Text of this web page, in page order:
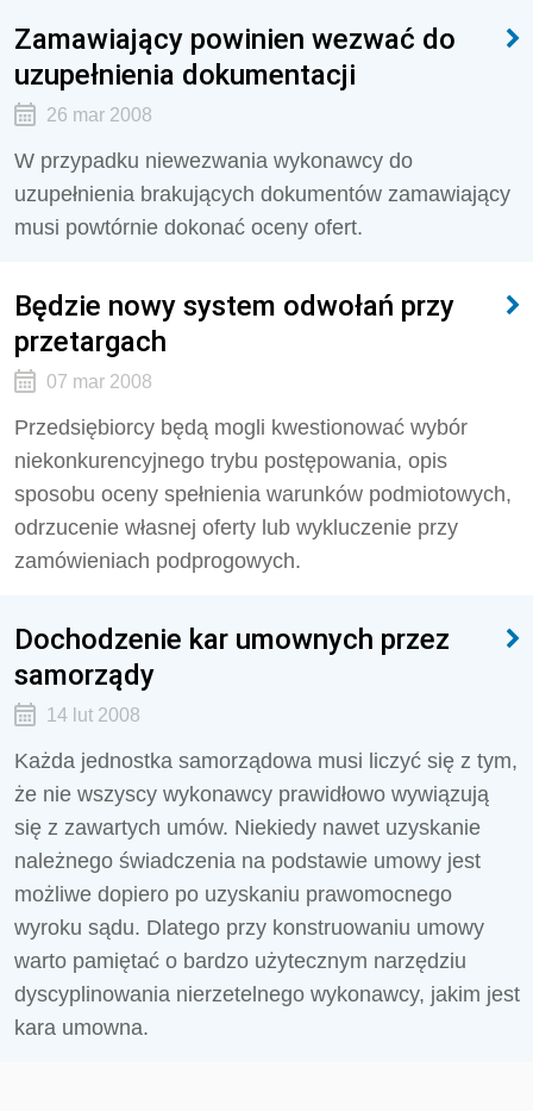
Zamawiający powinien wezwać do
uzupełnienia dokumentacji
26 mar 2008
W przypadku niewezwania wykonawcy do
uzupełnienia brakujących dokumentów zamawiający
musi powtórnie dokonać oceny ofert.
Będzie nowy system odwołań przy
przetargach
07 mar 2008
Przedsiębiorcy będą mogli kwestionować wybór
niekonkurencyjnego trybu postępowania, opis
sposobu oceny spełnienia warunków podmiotowych,
odrzucenie własnej oferty lub wykluczenie przy
zamówieniach podprogowych.
Dochodzenie kar umownych przez
samorządy
14 lut 2008
Każda jednostka samorządowa musi liczyć się z tym,
że nie wszyscy wykonawcy prawidłowo wywiązują
się z zawartych umów. Niekiedy nawet uzyskanie
należnego świadczenia na podstawie umowy jest
możliwe dopiero po uzyskaniu prawomocnego
wyroku sądu. Dlatego przy konstruowaniu umowy
warto pamiętać o bardzo użytecznym narzędziu
dyscyplinowania nierzetelnego wykonawcy, jakim jest
kara umowna.